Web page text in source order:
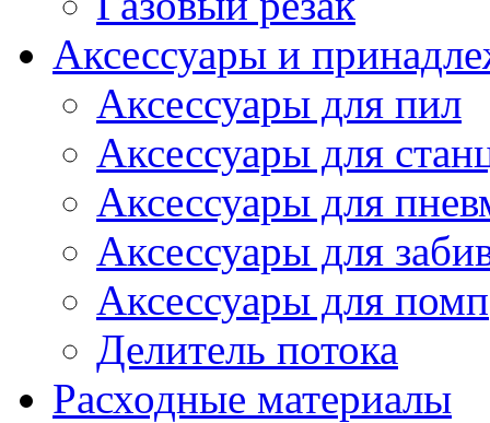
Аксессуары и
Аксессуары для пил
Аксессуары для
Аксессуары для
Аксессуары для
Аксессуары для помп
Делитель потока
Расходные материалы